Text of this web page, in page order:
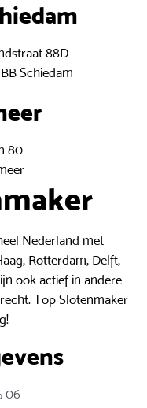
88D
BB Schiedam
80
Nederland met
Rotterdam, Delft,
ook actief in andere
Top Slotenmaker
06